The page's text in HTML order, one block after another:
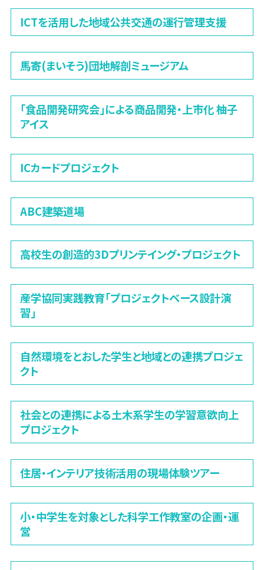
系
ICTを活用した地域公共交通の運行管理支援
馬寄(まいそう)団地解剖ミュージアム
「食品開発研究会」による商品開発・上市化 柚子
アイス
ICカードプロジェクト
ABC建築道場
高校生の創造的3Dプリンテイング・プロジェクト
産学協同実践教育「プロジェクトベース設計演
習」
自然環境をとおした学生と地域との連携プロジェ
クト
社会との連携による土木系学生の学習意欲向上
プロジェクト
住居・インテリア技術活用の現場体験ツアー
小・中学生を対象とした科学工作教室の企画・運
営